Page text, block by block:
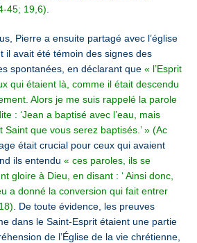
45; 19,6)
Pierre a ensuite partagé avec l’église
il avait été témoin des signes des
spontanées, en déclarant que « l’Esprit
qui étaient là, comme il était descendu
Alors je me suis rappelé la parole
: ‘Jean a baptisé avec l’eau, mais
Saint que vous serez baptisés.’ » (Ac
était crucial pour ceux qui avaient
ils entendu « ces paroles, ils se
gloire à Dieu, en disant : ‘ Ainsi donc,
a donné la conversion qui fait entrer
. De toute évidence, les preuves
dans le Saint-Esprit étaient une partie
de l’Église de la vie chrétienne,